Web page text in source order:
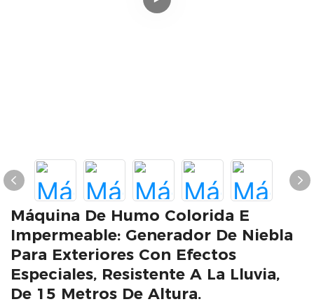
Máquina De Humo Colorida E
Impermeable: Generador De Niebla
Para Exteriores Con Efectos
Especiales, Resistente A La Lluvia,
De 15 Metros De Altura.